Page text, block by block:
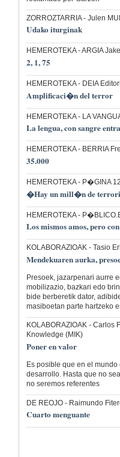
ZORROZTARRIA- Julen
Udako iturginak
HEMEROTEKA- ARGIA
2, 1, 75
HEMEROTEKA- DEIA
Amplificaci�n del terror
HEMEROTEKA- LA
La lengua, con sangre entra
HEMEROTEKA- BERRIA
35.000
HEMEROTEKA- P�GINA
�Hay un mill�n de
HEMEROTEKA-
Los mismos amos, pero
KOLABORAZIOAK- Tasio
Mendekuaren aurka,
Presoek, jazarpenari aurre
mobilizazio, bazkari edo
bide berberetik dator,
masiboetan parte hartzeko
KOLABORAZIOAK- Carlos
Knowledge (MIK)
Poner en valor
Es posible que en el
desarrollo. Hasta que no
no seremos referentes
DE REOJO- Raimundo
Cuarto menguante